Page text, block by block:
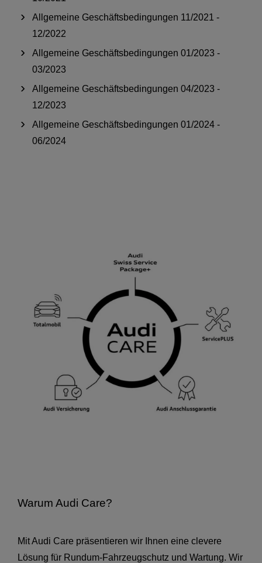
Allgemeine Geschäftsbedingungen 11/2021 -
12/2022
Allgemeine Geschäftsbedingungen 01/2023 -
03/2023
Allgemeine Geschäftsbedingungen 04/2023 -
12/2023
Allgemeine Geschäftsbedingungen 01/2024 -
06/2024
Warum Audi Care?
Mit Audi Care präsentieren wir Ihnen eine clevere
Lösung für Rundum-Fahrzeugschutz und Wartung. Wir